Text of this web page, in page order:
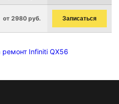
от 2980 руб. Записаться
ремонт Infiniti QX56